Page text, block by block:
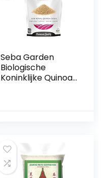
Seba Garden
Biologische
Koninklijke Quinoa,
van Eiwit, Hoog
Vezelgehalte, Bron
van Ijzer, Niet GMO